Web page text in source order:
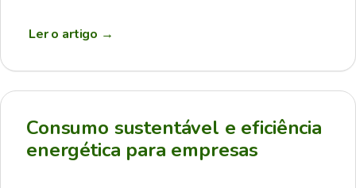
Ler o artigo →
Consumo sustentável e eficiência
energética para empresas